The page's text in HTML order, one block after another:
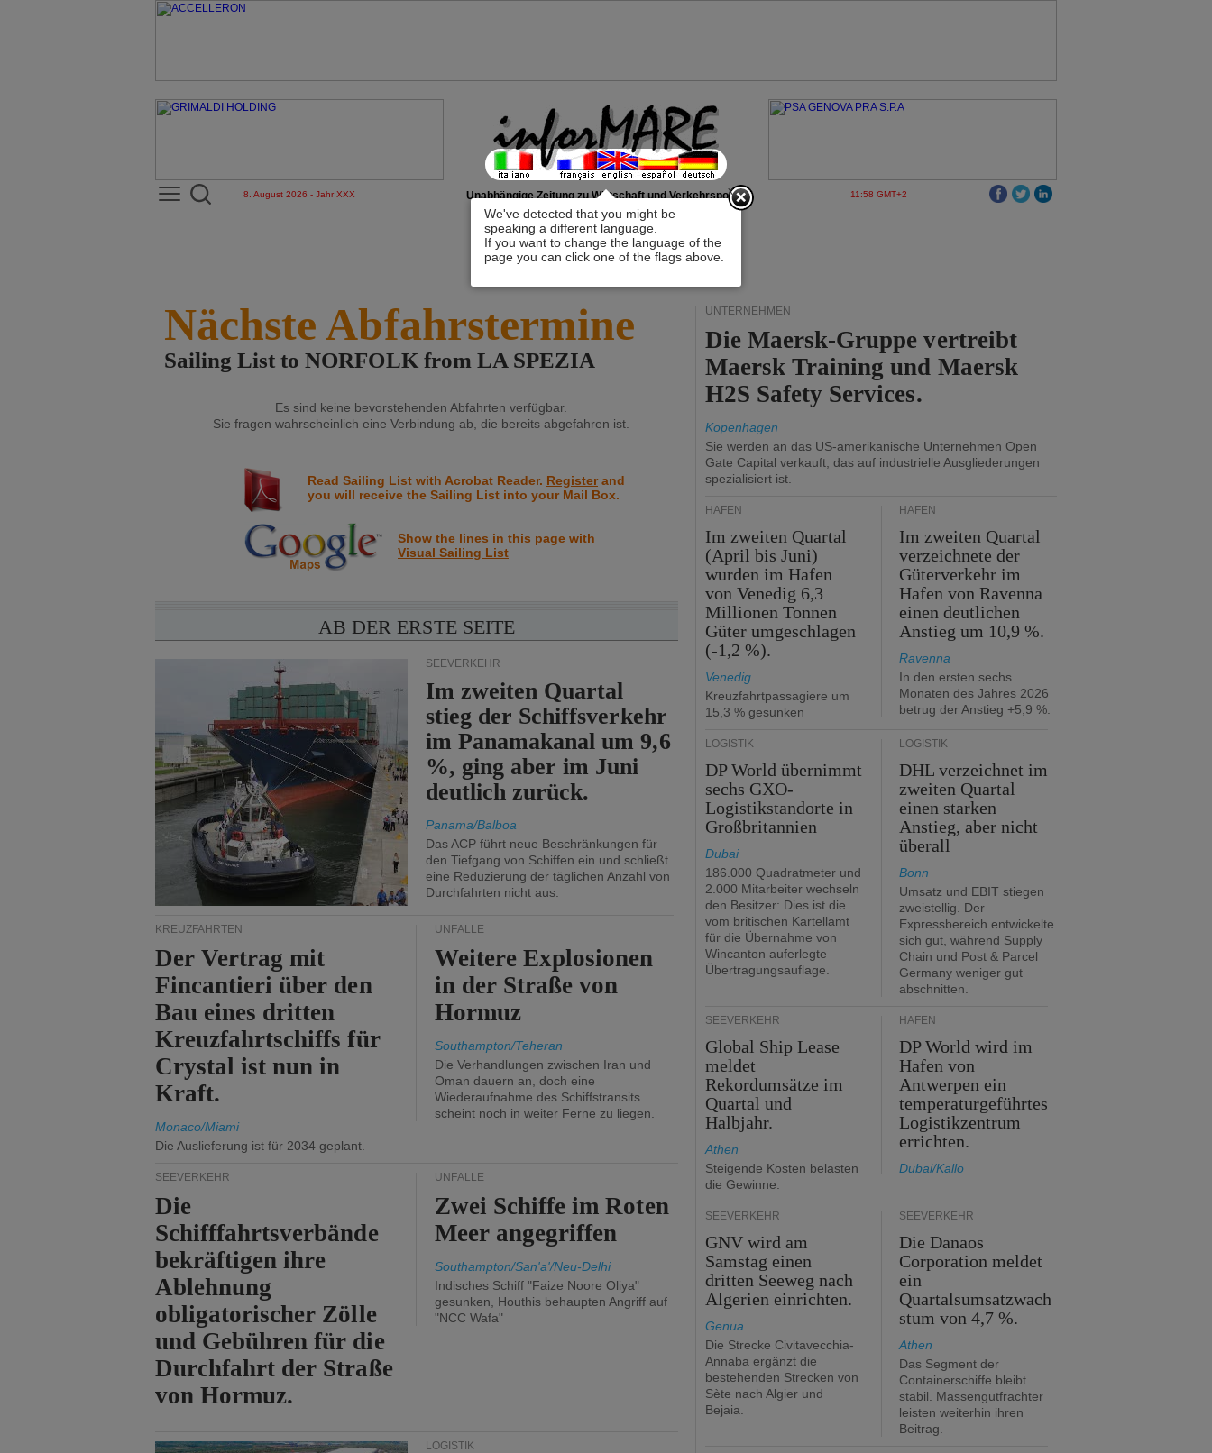
We've detected that you might be
speaking a different language.
If you want to change the language of the
page you can click one of the flags above.
x
8. August 2026 - Jahr XXX Unabhängige Zeitung zu Wirtschaft und Verkehrspolitik 11:58 GMT+2
Nächste Abfahrstermine
Sailing List to NORFOLK from LA SPEZIA
Es sind keine bevorstehenden Abfahrten verfügbar.
Sie fragen wahrscheinlich eine Verbindung ab, die bereits abgefahren ist.
Read Sailing List with Acrobat Reader. Registerand
you will receive the Sailing List into your Mail Box.
Show the lines in this page with
Visual Sailing List
AB DER ERSTE SEITE
SEEVERKEHR
Im zweiten Quartal
stieg der Schiffsverkehr
im Panamakanal um 9,6
%, ging aber im Juni
deutlich zurück.
Panama/Balboa
Das ACP führt neue Beschränkungen für
den Tiefgang von Schiffen ein und schließt
eine Reduzierung der täglichen Anzahl von
Durchfahrten nicht aus.
KREUZFAHRTEN
Der Vertrag mit
Fincantieri über den
Bau eines dritten
Kreuzfahrtschiffs für
Crystal ist nun in
Kraft.
Monaco/Miami
Die Auslieferung ist für 2034 geplant.
UNFÄLLE
Weitere Explosionen
in der Straße von
Hormuz
Southampton/Teheran
Die Verhandlungen zwischen Iran und
Oman dauern an, doch eine
Wiederaufnahme des Schiffstransits
scheint noch in weiter Ferne zu liegen.
SEEVERKEHR
Die
Schifffahrtsverbände
bekräftigen ihre
Ablehnung
obligatorischer Zölle
und Gebühren für die
Durchfahrt der Straße
von Hormuz.
UNFÄLLE
Zwei Schiffe im Roten
Meer angegriffen
Southampton/San'a'/Neu-Delhi
Indisches Schiff "Faize Noore Oliya"
gesunken, Houthis behaupten Angriff auf
"NCC Wafa"
LOGISTIK
UNTERNEHMEN
Die Maersk-Gruppe vertreibt
Maersk Training und Maersk
H2S Safety Services.
Kopenhagen
Sie werden an das US-amerikanische Unternehmen Open
Gate Capital verkauft, das auf industrielle Ausgliederungen
spezialisiert ist.
HÄFEN
Im zweiten Quartal
(April bis Juni)
wurden im Hafen
von Venedig 6,3
Millionen Tonnen
Güter umgeschlagen
(-1,2 %).
Venedig
Kreuzfahrtpassagiere um
15,3 % gesunken
HÄFEN
Im zweiten Quartal
verzeichnete der
Güterverkehr im
Hafen von Ravenna
einen deutlichen
Anstieg um 10,9 %.
Ravenna
In den ersten sechs
Monaten des Jahres 2026
betrug der Anstieg +5,9 %.
LOGISTIK
DP World übernimmt
sechs GXO-
Logistikstandorte in
Großbritannien
Dubai
186.000 Quadratmeter und
2.000 Mitarbeiter wechseln
den Besitzer: Dies ist die
vom britischen Kartellamt
für die Übernahme von
Wincanton auferlegte
Übertragungsauflage.
LOGISTIK
DHL verzeichnet im
zweiten Quartal
einen starken
Anstieg, aber nicht
überall
Bonn
Umsatz und EBIT stiegen
zweistellig. Der
Expressbereich entwickelte
sich gut, während Supply
Chain und Post & Parcel
Germany weniger gut
abschnitten.
SEEVERKEHR
Global Ship Lease
meldet
Rekordumsätze im
Quartal und
Halbjahr.
Athen
Steigende Kosten belasten
die Gewinne.
HÄFEN
DP World wird im
Hafen von
Antwerpen ein
temperaturgeführtes
Logistikzentrum
errichten.
Dubai/Kallo
SEEVERKEHR
GNV wird am
Samstag einen
dritten Seeweg nach
Algerien einrichten.
Genua
Die Strecke Civitavecchia-
Annaba ergänzt die
bestehenden Strecken von
Sète nach Algier und
Bejaia.
SEEVERKEHR
Die Danaos
Corporation meldet
ein
Quartalsumsatzwach
stum von 4,7 %.
Athen
Das Segment der
Containerschiffe bleibt
stabil. Massengutfrachter
leisten weiterhin ihren
Beitrag.